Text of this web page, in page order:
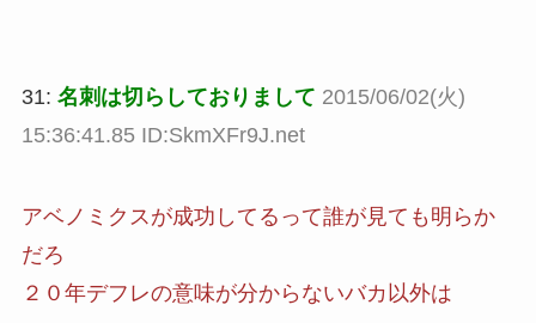
31: 名刺は切らしておりまして 2015/06/02(火)
15:36:41.85 ID:SkmXFr9J.net
アベノミクスが成功してるって誰が見ても明らか
だろ
２０年デフレの意味が分からないバカ以外は